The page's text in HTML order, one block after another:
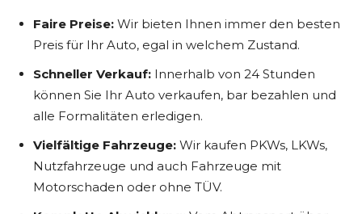
Faire Preise: Wir bieten Ihnen immer den besten
Preis für Ihr Auto, egal in welchem Zustand.
Schneller Verkauf: Innerhalb von 24 Stunden
können Sie Ihr Auto verkaufen, bar bezahlen und
alle Formalitäten erledigen.
Vielfältige Fahrzeuge: Wir kaufen PKWs, LKWs,
Nutzfahrzeuge und auch Fahrzeuge mit
Motorschaden oder ohne TÜV.